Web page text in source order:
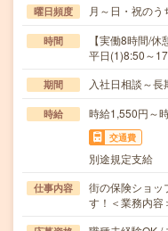
曜日頻度 月～日・祝の
時間
【実働8時間/
平日(1)8:50～
期間 入社日相談～
時給 時給1,550円～
交通費
別途規定支給
仕事内容
街の保険ショッ
す！＜業務内